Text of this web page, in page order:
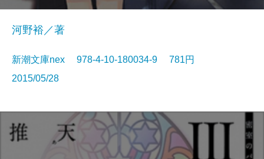
河野裕／著
新潮文庫nex 978-4-10-180034-9 781円
2015/05/28